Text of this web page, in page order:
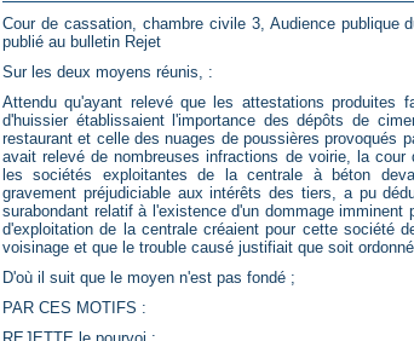
Cour de cassation, chambre civile 3, Audience publique
publié au bulletin Rejet
Sur les deux moyens réunis, :
Attendu qu'ayant relevé que les attestations produites
d'huissier établissaient l'importance des dépôts de
restaurant et celle des nuages de poussières provoqués
avait relevé de nombreuses infractions de voirie, la
les sociétés exploitantes de la centrale à béton
gravement préjudiciable aux intérêts des tiers, a pu
surabondant relatif à l'existence d'un dommage
d'exploitation de la centrale créaient pour cette société
voisinage et que le trouble causé justifiait que soit
D'où il suit que le moyen n'est pas fondé ;
PAR CES MOTIFS :